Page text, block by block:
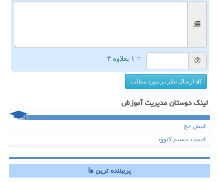
= ۱ بعلاوه ۳
ارسال نظر در مورد مطلب
لینک دوستان مدیریت آموزش
فیش حج
قیمت بیسیم کنوود
پربیننده ترین ها